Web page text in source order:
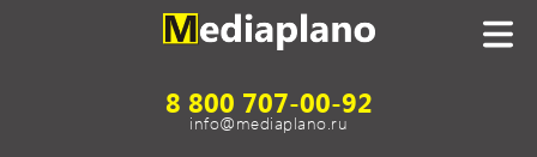
8 800 707-00-92
info@mediaplano.ru